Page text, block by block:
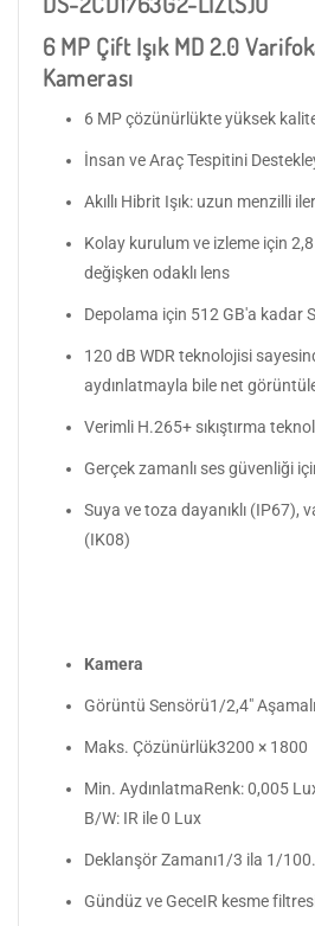
6 MP Çift Işık MD 2.0
Kamerası
6 MP çözünürlükte yüksek
İnsan ve Araç Tespitini
Akıllı Hibrit Işık: uzun menzilli
Kolay kurulum ve izleme için
değişken odaklı lens
Depolama için 512 GB'a kadar
120 dB WDR teknolojisi
aydınlatmayla bile net
Verimli H.265+ sıkıştırma
Gerçek zamanlı ses güvenliği
Suya ve toza dayanıklı (IP67),
(IK08)
Kamera
Görüntü Sensörü1/2,4"
Maks. Çözünürlük3200 × 1800
Min. AydınlatmaRenk: 0,005
B/W: IR ile 0 Lux
Deklanşör Zamanı1/3 ila 1/
Gündüz ve GeceIR kesme